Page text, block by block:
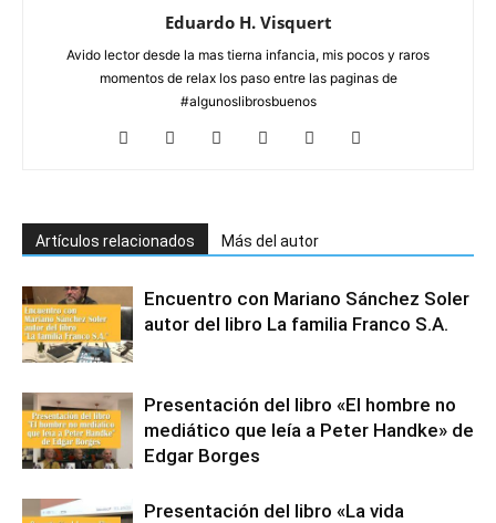
Eduardo H. Visquert
Avido lector desde la mas tierna infancia, mis pocos y raros
momentos de relax los paso entre las paginas de
#algunoslibrosbuenos
Artículos relacionados Más del autor
Encuentro con Mariano Sánchez Soler
autor del libro La familia Franco S.A.
Presentación del libro «El hombre no
mediático que leía a Peter Handke» de
Edgar Borges
Presentación del libro «La vida